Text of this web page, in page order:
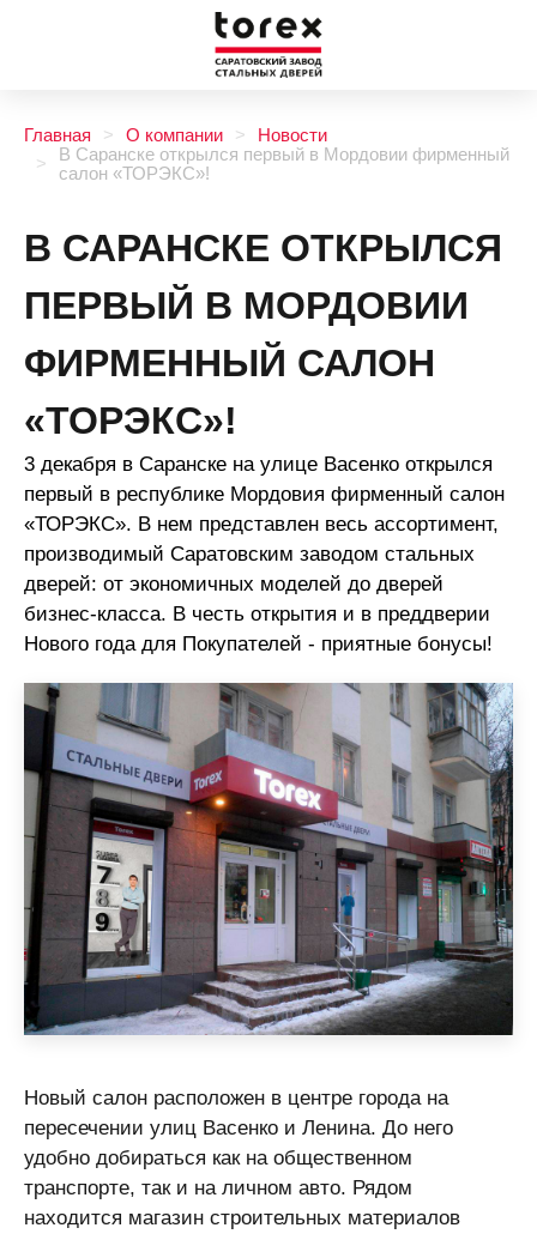
Главная О компании
Новости
В Саранске открылся первый в Мордовии фирменный
салон «ТОРЭКС»!
В САРАНСКЕ ОТКРЫЛСЯ
ПЕРВЫЙ В МОРДОВИИ
ФИРМЕННЫЙ САЛОН
«ТОРЭКС»!
3 декабря в Саранске на улице Васенко открылся
первый в республике Мордовия фирменный салон
«ТОРЭКС». В нем представлен весь ассортимент,
производимый Саратовским заводом стальных
дверей: от экономичных моделей до дверей
бизнес-класса. В честь открытия и в преддверии
Нового года для Покупателей - приятные бонусы!
Новый салон расположен в центре города на
пересечении улиц Васенко и Ленина. До него
удобно добираться как на общественном
транспорте, так и на личном авто. Рядом
находится магазин строительных материалов